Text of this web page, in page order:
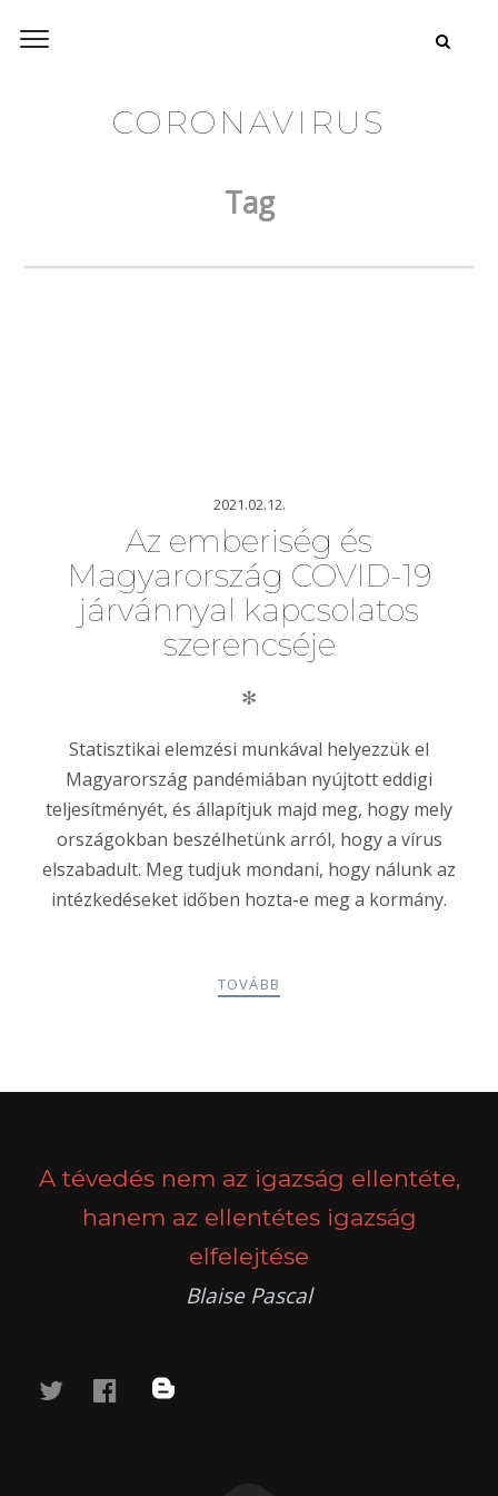
CORONAVIRUS
Tag
2021.02.12.
Az emberiség és
Magyarország COVID-19
járvánnyal kapcsolatos
szerencséje
✻
Statisztikai elemzési munkával helyezzük el
Magyarország pandémiában nyújtott eddigi
teljesítményét, és állapítjuk majd meg, hogy mely
országokban beszélhetünk arról, hogy a vírus
elszabadult. Meg tudjuk mondani, hogy nálunk az
intézkedéseket időben hozta-e meg a kormány.
TOVÁBB
A tévedés nem az igazság ellentéte,
hanem az ellentétes igazság
elfelejtése
Blaise Pascal
twitterfacebook
blog